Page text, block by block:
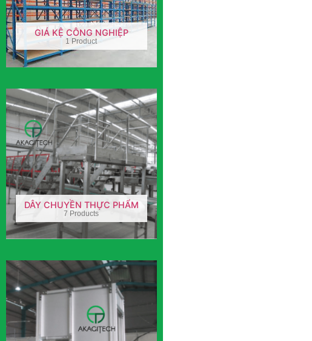
GIÁ KỆ CÔNG NGHIỆP
1 Product
DÂY CHUYỀN THỰC PHẨM
7 Products